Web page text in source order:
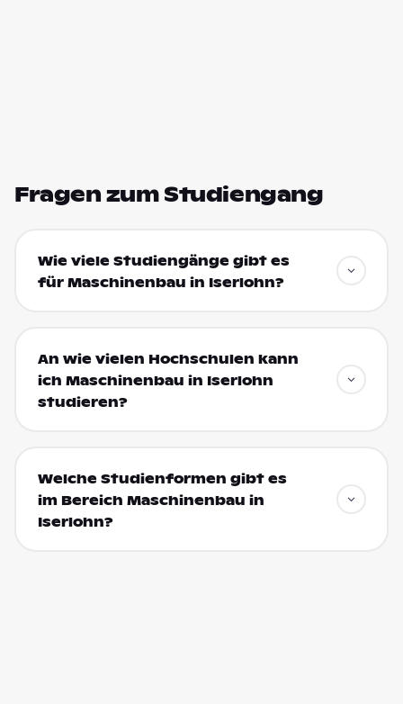
Fragen zum Studiengang
Wie viele Studiengänge gibt es
für Maschinenbau in Iserlohn?
An wie vielen Hochschulen kann
ich Maschinenbau in Iserlohn
studieren?
Welche Studienformen gibt es
im Bereich Maschinenbau in
Iserlohn?